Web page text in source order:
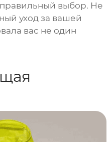
правильный выбор. Не
уход за вашей
вас не один